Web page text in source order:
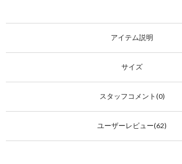
アイテム説明
サイズ
スタッフコメント(0)
ユーザーレビュー(62)